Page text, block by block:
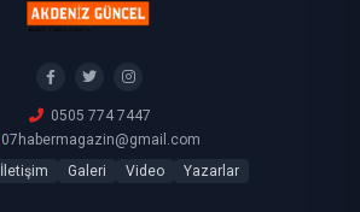
0505 774 7447
07habermagazin@gmail.com
İletişim Galeri Video Yazarlar